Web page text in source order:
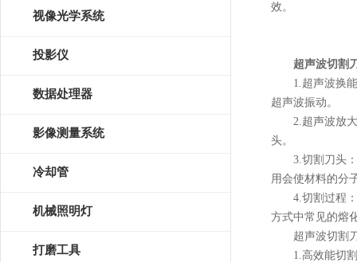
视像光学系统
投影仪
数据处理器
影像测量系统
冷却管
机械照明灯
打磨工具
效。
超声波切割
1.超声波换能
超声波振动。
2.超声波放大
头。
3.切割刀头：
用会使材料的分
4.切割过程：
方式中常见的熔
超声波切割刀
1.高效能切割